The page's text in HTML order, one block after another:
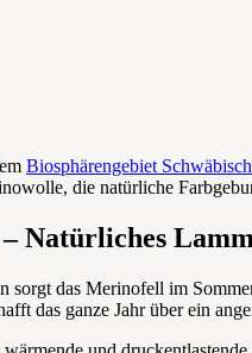
Biosphärengebiet
die natürliche
Natürliches
sorgt das Merinofell im
das ganze Jahr über ein